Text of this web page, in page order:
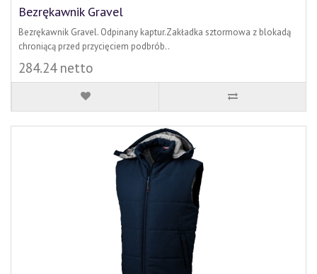
Bezrękawnik Gravel
Bezrękawnik Gravel. Odpinany kaptur.Zakładka sztormowa z blokadą
chroniącą przed przycięciem podbrób..
284.24 netto